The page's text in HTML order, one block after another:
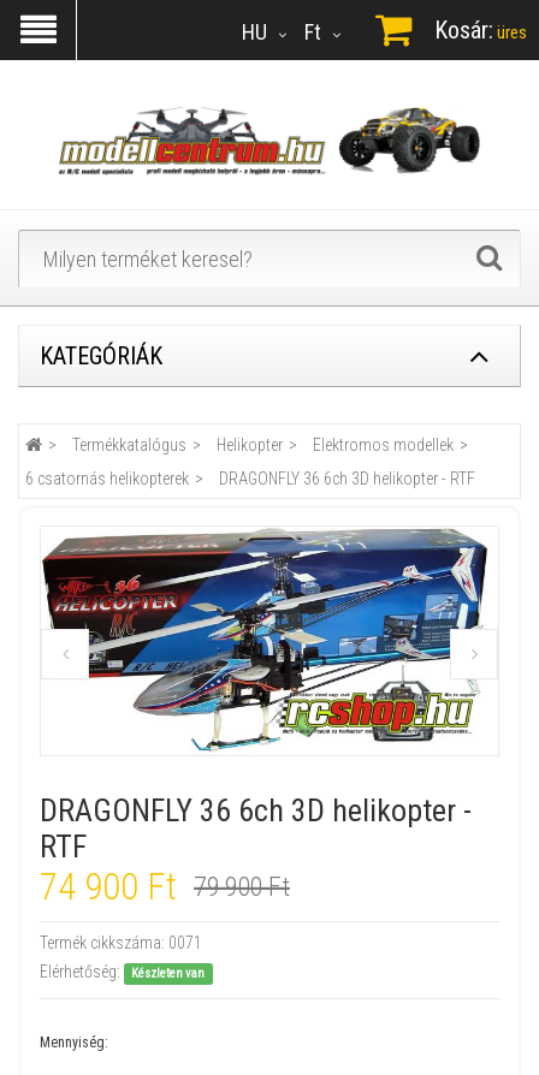
Ft
HU Kosár: üres
KATEGÓRIÁK
Termékkatalógus Helikopter
Elektromos modellek
6 csatornás helikopterek
DRAGONFLY 36 6ch 3D helikopter - RTF
DRAGONFLY 36 6ch 3D helikopter -
RTF
74 900 Ft 79 900 Ft
Termék cikkszáma: 0071
Elérhetőség:
Készleten van
Mennyiség: